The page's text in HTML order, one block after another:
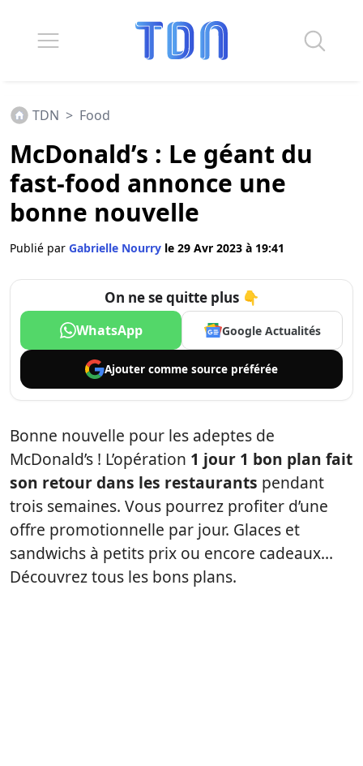
TDN > Food
McDonald’s : Le géant du
fast-food annonce une
bonne nouvelle
Publié par Gabrielle Nourry le 29 Avr 2023 à 19:41
On ne se quitte plus 👇
WhatsApp Google Actualités
Ajouter comme source préférée
Bonne nouvelle pour les adeptes de
McDonald’s ! L’opération 1 jour 1 bon plan fait
son retour dans les restaurants pendant
trois semaines. Vous pourrez profiter d’une
offre promotionnelle par jour. Glaces et
sandwichs à petits prix ou encore cadeaux…
Découvrez tous les bons plans.